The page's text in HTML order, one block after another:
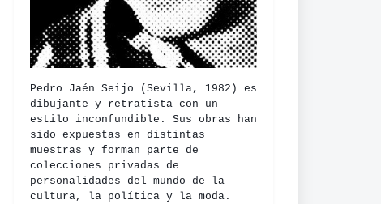
Pedro Jaén Seijo (Sevilla, 1982) es
dibujante y retratista con un
estilo inconfundible. Sus obras han
sido expuestas en distintas
muestras y forman parte de
colecciones privadas de
personalidades del mundo de la
cultura, la política y la moda.